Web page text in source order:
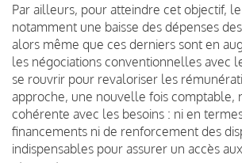
Par ailleurs, pour atteindre cet objectif,
notamment une baisse des dépenses
alors même que ces derniers sont en
les négociations conventionnelles avec
se rouvrir pour revaloriser les
approche, une nouvelle fois comptable,
cohérente avec les besoins : ni en
financements ni de renforcement des
indispensables pour assurer un accès